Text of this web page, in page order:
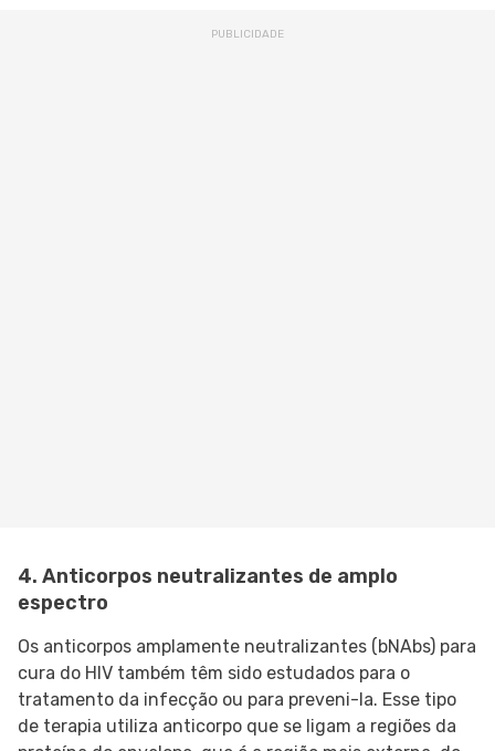
4. Anticorpos neutralizantes de amplo
espectro
Os anticorpos amplamente neutralizantes (bNAbs) para
cura do HIV também têm sido estudados para o
tratamento da infecção ou para preveni-la. Esse tipo
de terapia utiliza anticorpo que se ligam a regiões da